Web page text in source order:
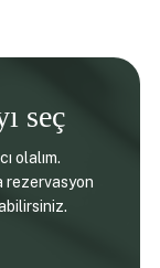
seç
olalım.
rezervasyon